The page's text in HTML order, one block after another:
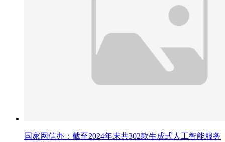
国家网信办：截至2024年末共302款生成式人工智能服务